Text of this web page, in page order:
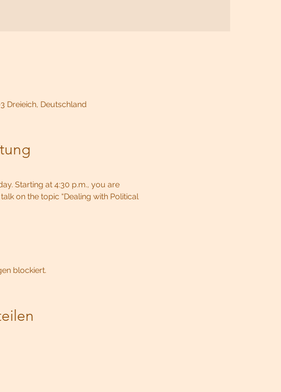
Dreieich, Deutschland
Starting at 4:30 p.m., you are
on the topic “Dealing with Political
blockiert.